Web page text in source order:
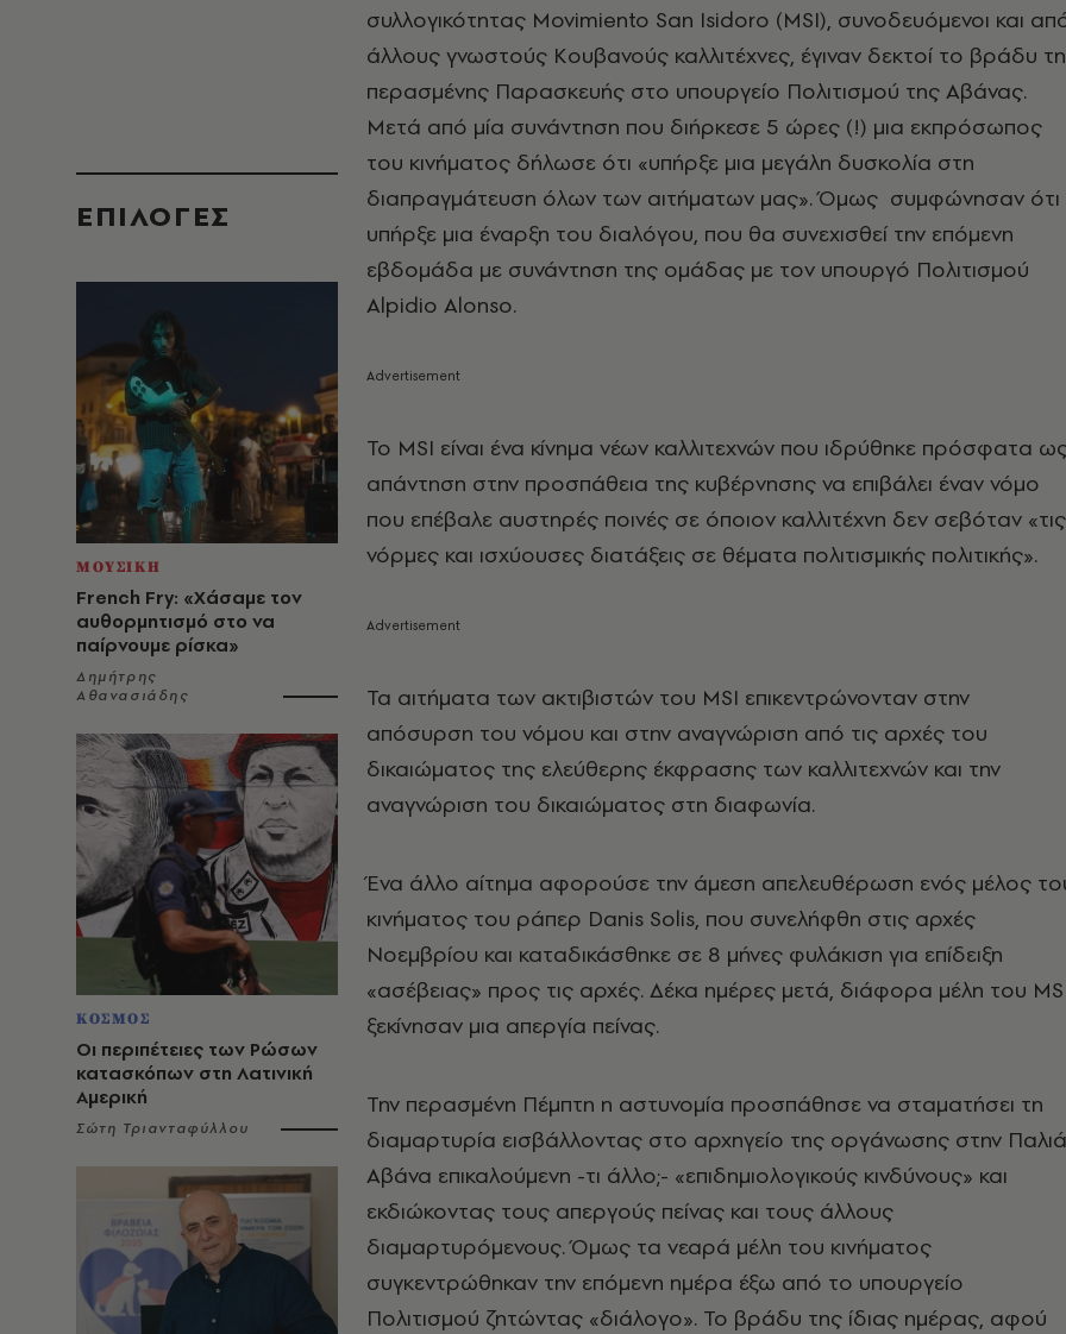
EΠΙΛΟΓΈΣ
ΜΟΥΣΙΚΗ
French Fry: «Χάσαμε τον
αυθορμητισμό στο να
παίρνουμε ρίσκα»
Δημήτρης
Αθανασιάδης
ΚΟΣΜΟΣ
Οι περιπέτειες των Ρώσων
κατασκόπων στη Λατινική
Αμερική
Σώτη Τριανταφύλλου
συλλογικότητας Movimiento San Isidoro (MSI), συνοδευόμενοι και
άλλους γνωστούς Κουβανούς καλλιτέχνες, έγιναν δεκτοί το βράδυ
περασμένης Παρασκευής στο υπουργείο Πολιτισμού της Αβάνας.
Μετά από μία συνάντηση που διήρκεσε 5 ώρες (!) μια εκπρόσωπος
του κινήματος δήλωσε ότι «υπήρξε μια μεγάλη δυσκολία στη
διαπραγμάτευση όλων των αιτήματων μας». Όμως συμφώνησαν ότι
υπήρξε μια έναρξη του διαλόγου, που θα συνεχισθεί την επόμενη
εβδομάδα με συνάντηση της ομάδας με τον υπουργό Πολιτισμού
Alpidio Alonso.
Το MSI είναι ένα κίνημα νέων καλλιτεχνών που ιδρύθηκε πρόσφατα
απάντηση στην προσπάθεια της κυβέρνησης να επιβάλει έναν νόμο
που επέβαλε αυστηρές ποινές σε όποιον καλλιτέχνη δεν σεβόταν «τις
νόρμες και ισχύουσες διατάξεις σε θέματα πολιτισμικής πολιτικής».
Τα αιτήματα των ακτιβιστών του MSI επικεντρώνονταν στην
απόσυρση του νόμου και στην αναγνώριση από τις αρχές του
δικαιώματος της ελεύθερης έκφρασης των καλλιτεχνών και την
αναγνώριση του δικαιώματος στη διαφωνία.
Ένα άλλο αίτημα αφορούσε την άμεση απελευθέρωση ενός μέλος
κινήματος του ράπερ Danis Solis, που συνελήφθη στις αρχές
Νοεμβρίου και καταδικάσθηκε σε 8 μήνες φυλάκιση για επίδειξη
«ασέβειας» προς τις αρχές. Δέκα ημέρες μετά, διάφορα μέλη του
ξεκίνησαν μια απεργία πείνας.
Την περασμένη Πέμπτη η αστυνομία προσπάθησε να σταματήσει τη
διαμαρτυρία εισβάλλοντας στο αρχηγείο της οργάνωσης στην Παλιά
Αβάνα επικαλούμενη -τι άλλο;- «επιδημιολογικούς κινδύνους» και
εκδιώκοντας τους απεργούς πείνας και τους άλλους
διαμαρτυρόμενους. Όμως τα νεαρά μέλη του κινήματος
συγκεντρώθηκαν την επόμενη ημέρα έξω από το υπουργείο
Πολιτισμού ζητώντας «διάλογο». Το βράδυ της ίδιας ημέρας, αφού